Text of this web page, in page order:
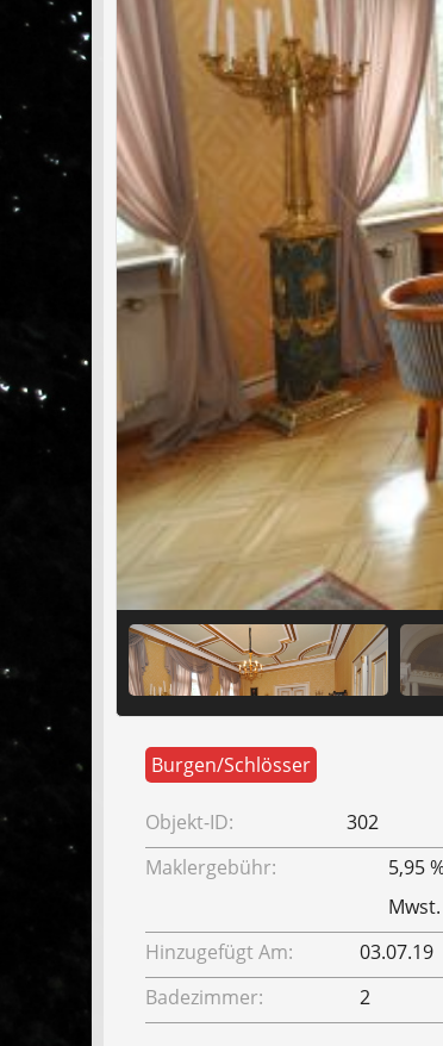
Burgen/Schlösser
Objekt-ID: 302
Maklergebühr:
5,95
Mwst.
Hinzugefügt Am: 03.07.19
Badezimmer:
2